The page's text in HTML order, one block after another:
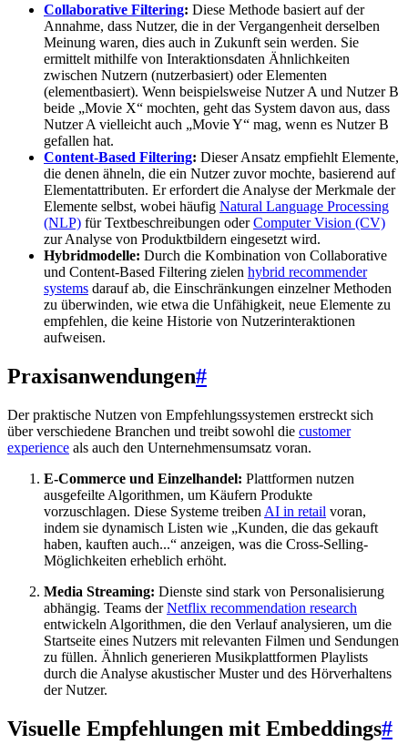
Collaborative Filtering: Diese Methode basiert auf der
Annahme, dass Nutzer, die in der Vergangenheit derselben
Meinung waren, dies auch in Zukunft sein werden. Sie
ermittelt mithilfe von Interaktionsdaten Ähnlichkeiten
zwischen Nutzern (nutzerbasiert) oder Elementen
(elementbasiert). Wenn beispielsweise Nutzer A und Nutzer B
beide „Movie X“ mochten, geht das System davon aus, dass
Nutzer A vielleicht auch „Movie Y“ mag, wenn es Nutzer B
gefallen hat.
Content-Based Filtering: Dieser Ansatz empfiehlt Elemente,
die denen ähneln, die ein Nutzer zuvor mochte, basierend auf
Elementattributen. Er erfordert die Analyse der Merkmale der
Elemente selbst, wobei häufig Natural Language Processing
(NLP) für Textbeschreibungen oderComputer Vision (CV)
zur Analyse von Produktbildern eingesetzt wird.
Hybridmodelle: Durch die Kombination von Collaborative
und Content-Based Filtering zielen hybrid recommender
systems darauf ab, die Einschränkungen einzelner Methoden
zu überwinden, wie etwa die Unfähigkeit, neue Elemente zu
empfehlen, die keine Historie von Nutzerinteraktionen
aufweisen.
Praxisanwendungen#
Der praktische Nutzen von Empfehlungssystemen erstreckt sich
über verschiedene Branchen und treibt sowohl die customer
experience als auch den Unternehmensumsatz voran.
E-Commerce und Einzelhandel: Plattformen nutzen
ausgefeilte Algorithmen, um Käufern Produkte
vorzuschlagen. Diese Systeme treiben AI in retail voran,
indem sie dynamisch Listen wie „Kunden, die das gekauft
haben, kauften auch...“ anzeigen, was die Cross-Selling-
Möglichkeiten erheblich erhöht.
Media Streaming: Dienste sind stark von Personalisierung
abhängig. Teams derNetflix recommendation research
entwickeln Algorithmen, die den Verlauf analysieren, um die
Startseite eines Nutzers mit relevanten Filmen und Sendungen
zu füllen. Ähnlich generieren Musikplattformen Playlists
durch die Analyse akustischer Muster und des Hörverhaltens
der Nutzer.
Visuelle Empfehlungen mit Embeddings#